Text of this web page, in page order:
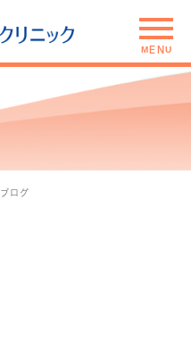
ブログ